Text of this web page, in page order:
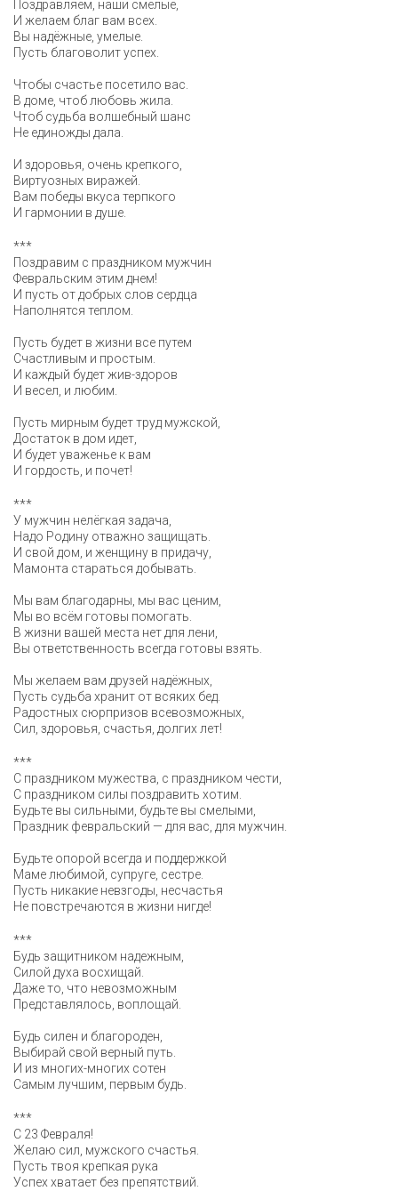
Поздравляем, наши смелые,
И желаем благ вам всех.
Вы надёжные, умелые.
Пусть благоволит успех.
Чтобы счастье посетило вас.
В доме, чтоб любовь жила.
Чтоб судьба волшебный шанс
Не единожды дала.
И здоровья, очень крепкого,
Виртуозных виражей.
Вам победы вкуса терпкого
И гармонии в душе.
***
Поздравим с праздником мужчин
Февральским этим днем!
И пусть от добрых слов сердца
Наполнятся теплом.
Пусть будет в жизни все путем
Счастливым и простым.
И каждый будет жив-здоров
И весел, и любим.
Пусть мирным будет труд мужской,
Достаток в дом идет,
И будет уваженье к вам
И гордость, и почет!
***
У мужчин нелёгкая задача,
Надо Родину отважно защищать.
И свой дом, и женщину в придачу,
Мамонта стараться добывать.
Мы вам благодарны, мы вас ценим,
Мы во всём готовы помогать.
В жизни вашей места нет для лени,
Вы ответственность всегда готовы взять.
Мы желаем вам друзей надёжных,
Пусть судьба хранит от всяких бед.
Радостных сюрпризов всевозможных,
Сил, здоровья, счастья, долгих лет!
***
С праздником мужества, с праздником чести,
С праздником силы поздравить хотим.
Будьте вы сильными, будьте вы смелыми,
Праздник февральский — для вас, для мужчин.
Будьте опорой всегда и поддержкой
Маме любимой, супруге, сестре.
Пусть никакие невзгоды, несчастья
Не повстречаются в жизни нигде!
***
Будь защитником надежным,
Силой духа восхищай.
Даже то, что невозможным
Представлялось, воплощай.
Будь силен и благороден,
Выбирай свой верный путь.
И из многих-многих сотен
Самым лучшим, первым будь.
***
С 23 Февраля!
Желаю сил, мужского счастья.
Пусть твоя крепкая рука
Успех хватает без препятствий.